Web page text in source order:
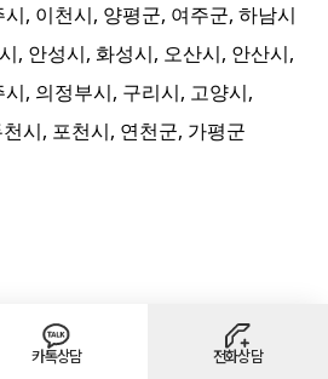
카톡상담 전화상담
시, 이천시, 양평군, 여주군, 하남시
, 안성시, 화성시, 오산시, 안산시,
시, 의정부시, 구리시, 고양시,
시, 포천시, 연천군, 가평군